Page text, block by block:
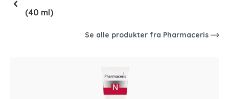
(40 ml)
Se alle produkter fra Pharmaceris